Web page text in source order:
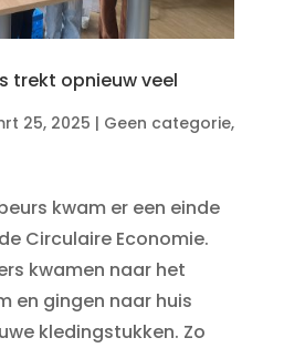
trekt opnieuw veel
25, 2025 | Geen categorie,
kwam er een einde
Circulaire Economie.
kwamen naar het
en gingen naar huis
kledingstukken. Zo